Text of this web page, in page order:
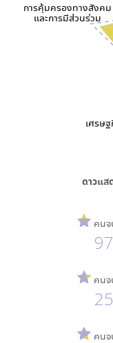
เศรษ
การคุ้มครองทางสังคม
และการมีส่วนร่วม
ดาวแส
คน
คนจ
คนจ